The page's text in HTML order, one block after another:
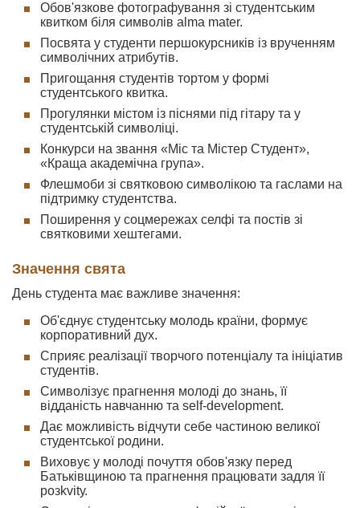
Обов'язкове фотографування зі студентським
квитком біля символів alma mater.
Посвята у студенти першокурсників із врученням
символічних атрибутів.
Пригощання студентів тортом у формі
студентського квитка.
Прогулянки містом із піснями під гітару та у
студентській символіці.
Конкурси на звання «Міс та Містер Студент»,
«Краща академічна група».
Флешмоби зі святковою символікою та гаслами на
підтримку студентства.
Поширення у соцмережах селфі та постів зі
святковими хештегами.
Значення свята
День студента має важливе значення:
Об'єднує студентську молодь країни, формує
корпоративний дух.
Сприяє реалізації творчого потенціалу та ініціатив
студентів.
Символізує прагнення молоді до знань, її
відданість навчанню та self-development.
Дає можливість відчути себе частиною великої
студентської родини.
Виховує у молоді почуття обов'язку перед
Батьківщиною та прагнення працювати задля її
розkvitу.